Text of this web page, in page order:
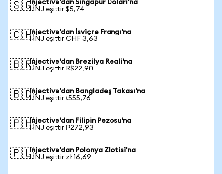
🇸🇬Injective'dan Singapur Doları'na
1 INJ eşittir $5,74
🇨🇭Injective'dan İsviçre Frangı'na
1 INJ eşittir CHF 3,63
🇧🇷Injective'dan Brezilya Reali'na
1 INJ eşittir R$22,90
🇧🇩Injective'dan Bangladeş Takası'na
1 INJ eşittir ৳555,76
🇵🇭Injective'dan Filipin Pezosu'na
1 INJ eşittir ₱272,93
🇵🇱Injective'dan Polonya Zlotisi'na
1 INJ eşittir zł 16,69